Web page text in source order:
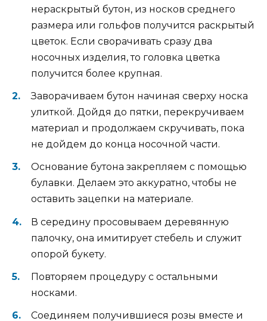
нераскрытый бутон, из носков среднего
размера или гольфов получится раскрытый
цветок. Если сворачивать сразу два
носочных изделия, то головка цветка
получится более крупная.
Заворачиваем бутон начиная сверху носка
улиткой. Дойдя до пятки, перекручиваем
материал и продолжаем скручивать, пока
не дойдем до конца носочной части.
Основание бутона закрепляем с помощью
булавки. Делаем это аккуратно, чтобы не
оставить зацепки на материале.
В середину просовываем деревянную
палочку, она имитирует стебель и служит
опорой букету.
Повторяем процедуру с остальными
носками.
Соединяем получившиеся розы вместе и